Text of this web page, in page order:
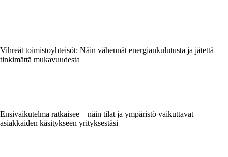
Vihreät toimistoyhteisöt: Näin vähennät energiankulutusta ja jätettä
tinkimättä mukavuudesta
Ensivaikutelma ratkaisee – näin tilat ja ympäristö vaikuttavat
asiakkaiden käsitykseen yrityksestäsi